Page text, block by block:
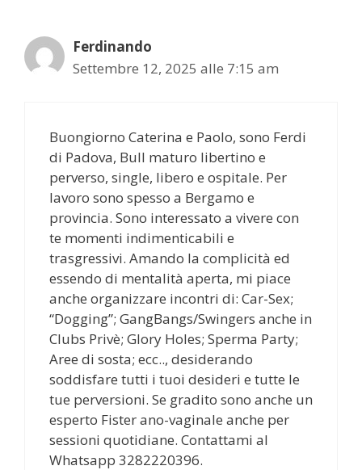
Ferdinando
Settembre 12, 2025 alle 7:15 am
Buongiorno Caterina e Paolo, sono Ferdi
di Padova, Bull maturo libertino e
perverso, single, libero e ospitale. Per
lavoro sono spesso a Bergamo e
provincia. Sono interessato a vivere con
te momenti indimenticabili e
trasgressivi. Amando la complicità ed
essendo di mentalità aperta, mi piace
anche organizzare incontri di: Car-Sex;
“Dogging”; GangBangs/Swingers anche in
Clubs Privè; Glory Holes; Sperma Party;
Aree di sosta; ecc.., desiderando
soddisfare tutti i tuoi desideri e tutte le
tue perversioni. Se gradito sono anche un
esperto Fister ano-vaginale anche per
sessioni quotidiane. Contattami al
Whatsapp 3282220396.